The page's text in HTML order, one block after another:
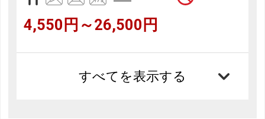
4,550円～26,500円
すべてを表示する